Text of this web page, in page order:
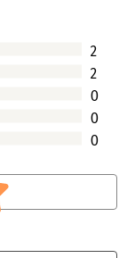
2
2
0
0
0